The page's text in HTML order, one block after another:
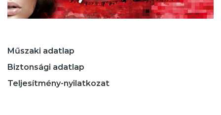
Műszaki adatlap
Biztonsági adatlap
Teljesítmény-nyilatkozat